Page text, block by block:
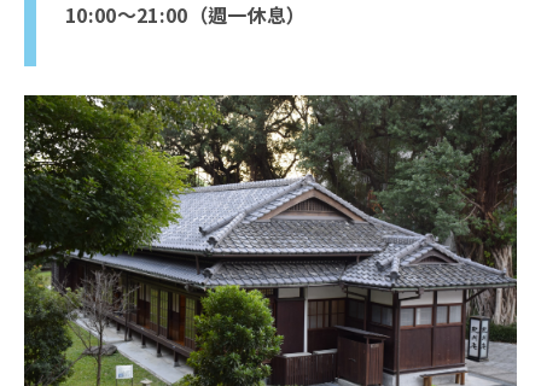
10:00～21:00（週一休息）